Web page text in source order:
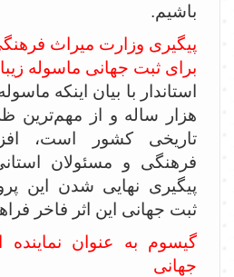
باشیم.
پیگیری وزارت میراث
برای ثبت جهانی ماسوله زیبا
استاندار با بیان اینکه
هزار ساله و از مهم‌ترین
تاریخی کشور است،
فرهنگی و مسئولان
پیگیری نهایی شدن این
ثبت جهانی این اثر فاخر
گیسوم به عنوان
جهانی